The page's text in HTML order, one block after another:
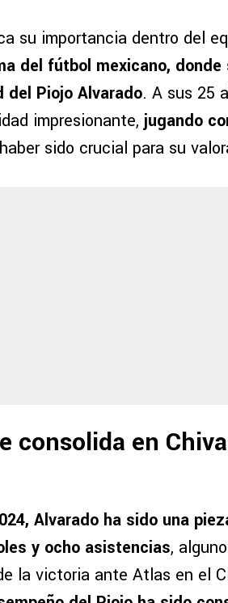
su importancia dentro del
del fútbol mexicano,
del Piojo Alvarado. A sus 25
impresionante, jugando
sido crucial para su
consolida en
Alvarado ha sido una
y ocho asistencias,
la victoria ante Atlas en el